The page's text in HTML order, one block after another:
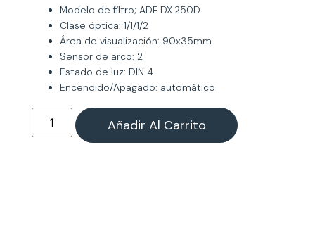
Modelo de filtro; ADF DX.250D
Clase óptica: 1/1/1/2
Área de visualización: 90x35mm
Sensor de arco: 2
Estado de luz: DIN 4
Encendido/Apagado: automático
Añadir Al Carrito